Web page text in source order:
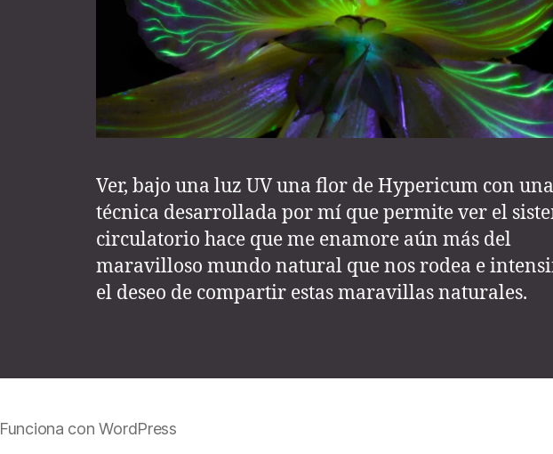
Ver, bajo una luz UV una flor de Hypericum con una
técnica desarrollada por mí que permite ver el
circulatorio hace que me enamore aún más del
maravilloso mundo natural que nos rodea e
el deseo de compartir estas maravillas naturales.
Funciona con WordPress